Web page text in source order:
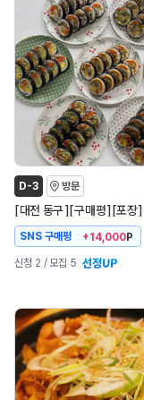
D-3 방문
[대전 동구] [구매평] [포장]
SNS 구매평 +14,000P
신청 2 / 모집 5